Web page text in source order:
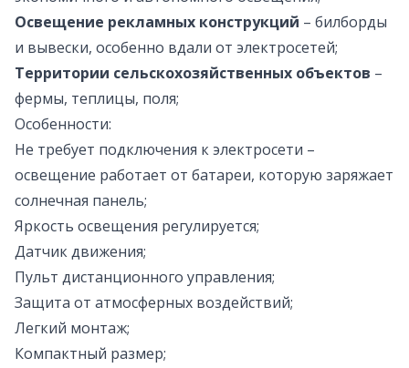
Освещение рекламных конструкций – билборды
и вывески, особенно вдали от электросетей;
Территории сельскохозяйственных объектов –
фермы, теплицы, поля;
Особенности:
Не требует подключения к электросети –
освещение работает от батареи, которую заряжает
солнечная панель;
Яркость освещения регулируется;
Датчик движения;
Пульт дистанционного управления;
Защита от атмосферных воздействий;
Легкий монтаж;
Компактный размер;